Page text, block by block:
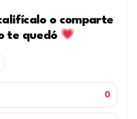
o comparte
te quedó
0